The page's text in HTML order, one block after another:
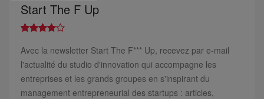
Start The F Up
Avec la newsletter Start The F*** Up, recevez par e-mail
l'actualité du studio d'innovation qui accompagne les
entreprises et les grands groupes en s'inspirant du
management entrepreneurial des startups : articles,